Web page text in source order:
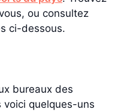
ou consultez
ci-dessous.
bureaux des
quelques-uns